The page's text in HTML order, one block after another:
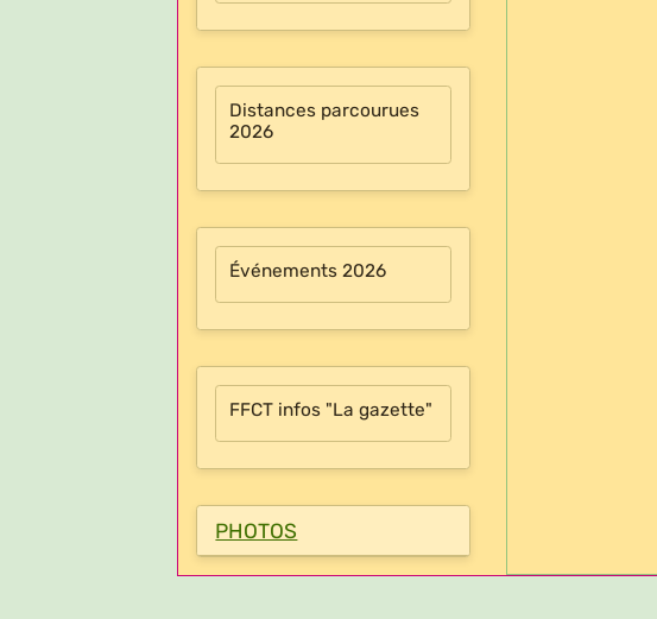
Distances parcourues
2026
Événements 2026
FFCT infos "La gazette"
PHOTOS